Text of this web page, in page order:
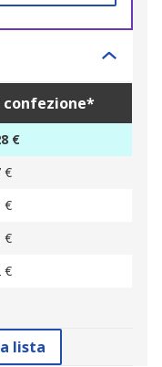
confezione*
€
€
€
€
€
lista